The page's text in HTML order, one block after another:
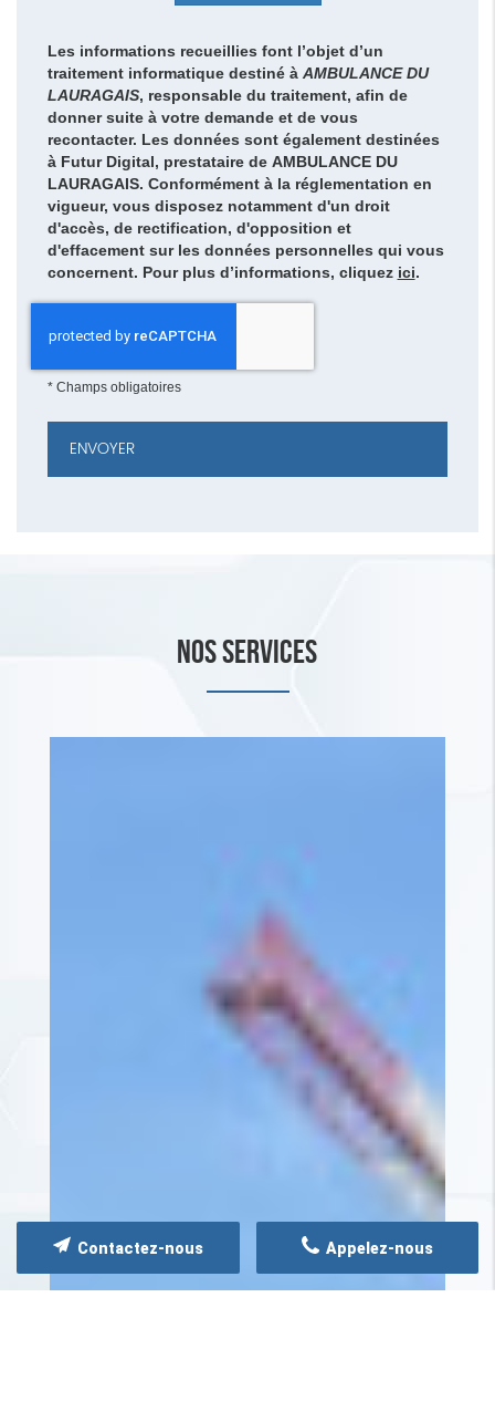
Les informations recueillies font l’objet d’un
traitement informatique destiné àAMBULANCE DU
LAURAGAIS, responsable du traitement, afin de
donner suite à votre demande et de vous
recontacter. Les données sont également destinées
à Futur Digital, prestataire de AMBULANCE DU
LAURAGAIS. Conformément à la réglementation en
vigueur, vous disposez notamment d'un droit
d'accès, de rectification, d'opposition et
d'effacement sur les données personnelles qui vous
concernent. Pour plus d’informations, cliquez ici.
* Champs obligatoires
NOS SERVICES
Appelez-nous
Contactez-nous